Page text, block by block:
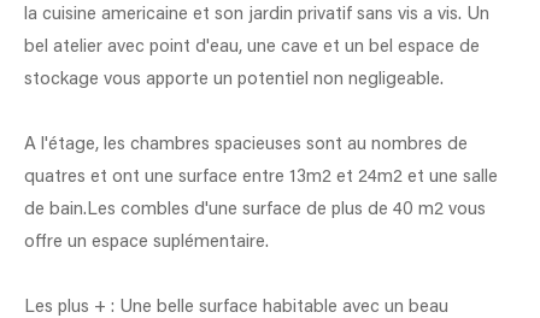
la cuisine americaine et son jardin privatif sans vis a vis. Un
bel atelier avec point d'eau, une cave et un bel espace de
stockage vous apporte un potentiel non negligeable.
A l'étage, les chambres spacieuses sont au nombres de
quatres et ont une surface entre 13m2 et 24m2 et une salle
de bain.Les combles d'une surface de plus de 40 m2 vous
offre un espace suplémentaire.
Les plus + : Une belle surface habitable avec un beau